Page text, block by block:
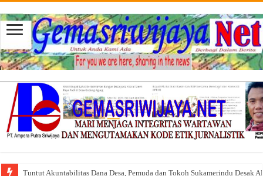
Tuntut Akuntabilitas Dana Desa, Pemuda dan Tokoh Sukamerindu Desak